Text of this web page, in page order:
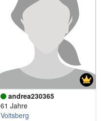
andrea230365
61 Jahre
Voitsberg